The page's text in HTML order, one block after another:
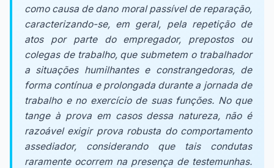
como causa de dano moral passível de reparação,
caracterizando-se, em geral, pela repetição de
atos por parte do empregador, prepostos ou
colegas de trabalho, que submetem o trabalhador
a situações humilhantes e constrangedoras, de
forma contínua e prolongada durante a jornada de
trabalho e no exercício de suas funções. No que
tange à prova em casos dessa natureza, não é
razoável exigir prova robusta do comportamento
assediador, considerando que tais condutas
raramente ocorrem na presença de testemunhas.